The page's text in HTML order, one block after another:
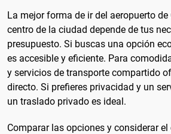
La mejor forma de ir del aeropuerto de
centro de la ciudad depende de tus
presupuesto. Si buscas una opción
es accesible y eficiente. Para
y servicios de transporte compartido
directo. Si prefieres privacidad y un
un traslado privado es ideal.
Comparar las opciones y considerar